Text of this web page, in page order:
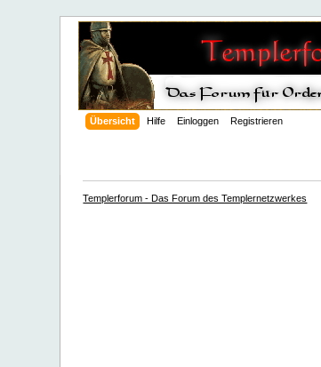
Übersicht Hilfe Einloggen Registrieren
Templerforum - Das Forum des Templernetzwerkes